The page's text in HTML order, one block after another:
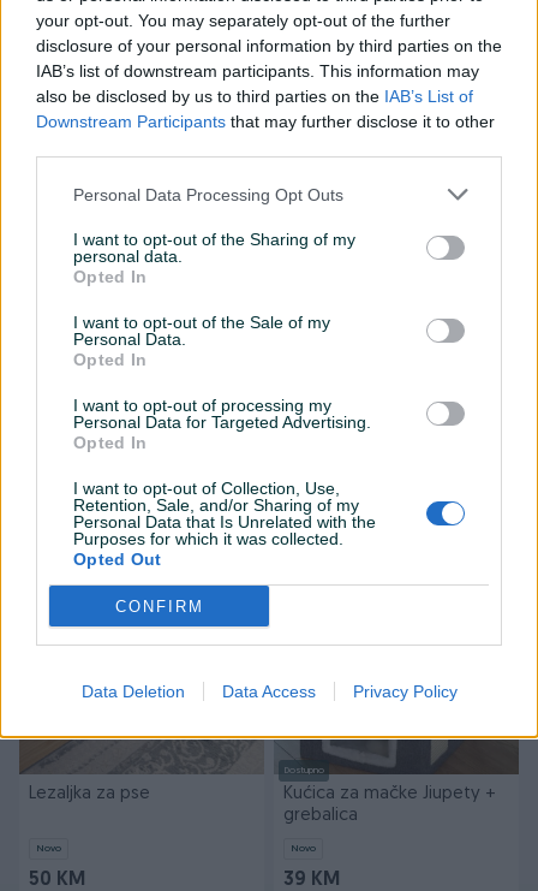
your opt-out. You may separately opt-out of the further
disclosure of your personal information by third parties on the
IAB’s list of downstream participants. This information may
also be disclosed by us to third parties on the IAB’s List of
Downstream Participants that may further disclose it to other
Personal Data Processing Opt Outs
I want to opt-out of the Sharing of my
personal data.
Opted In
I want to opt-out of the Sale of my
Personal Data.
Opted In
I want to opt-out of processing my
Personal Data for Targeted Advertising.
Opted In
I want to opt-out of Collection, Use,
Retention, Sale, and/or Sharing of my
Personal Data that Is Unrelated with the
Purposes for which it was collected.
Opted Out
CONFIRM
Data Deletion Data Access Privacy Policy
Dostupno
Plišani krevet - udobna
kućica za mace
prije 2 dana
Dostupno
Nosilica torba ruksak za
macke i pse
prije 2 dana
Krevet kućica za mačke sa
mačku
25 KM
prije 2 dana
Dostupno
Novo
Na upit
Lezaljka za pse
Novo
50 KM
Dostupno
Kućica za mačke Jiupety +
grebalica
Novo
39 KM